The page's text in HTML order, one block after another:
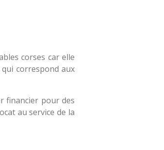
corses car elle
correspond aux
financier pour des
au service de la